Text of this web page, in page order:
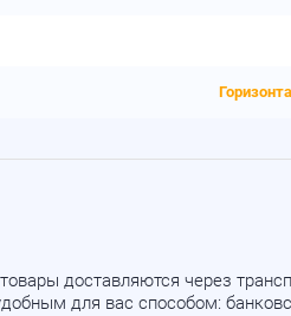
доставляются через
для вас способом: